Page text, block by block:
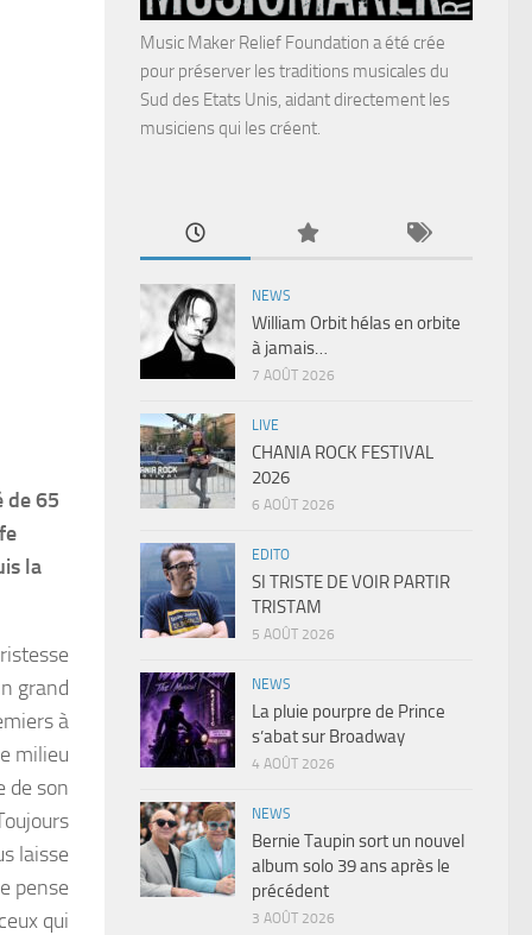
de 65
la
grand
à
milieu
de son
laisse
pense
qui
Music Maker Relief Foundation a été crée
pour préserver les traditions musicales du
Sud des Etats Unis, aidant directement les
musiciens qui les créent.
NEWS
William Orbit hélas en orbite
à jamais…
7 AOÛT 2026
LIVE
CHANIA ROCK FESTIVAL
2026
6 AOÛT 2026
EDITO
SI TRISTE DE VOIR PARTIR
TRISTAM
5 AOÛT 2026
NEWS
La pluie pourpre de Prince
s’abat sur Broadway
4 AOÛT 2026
NEWS
Bernie Taupin sort un nouvel
album solo 39 ans après le
précédent
3 AOÛT 2026